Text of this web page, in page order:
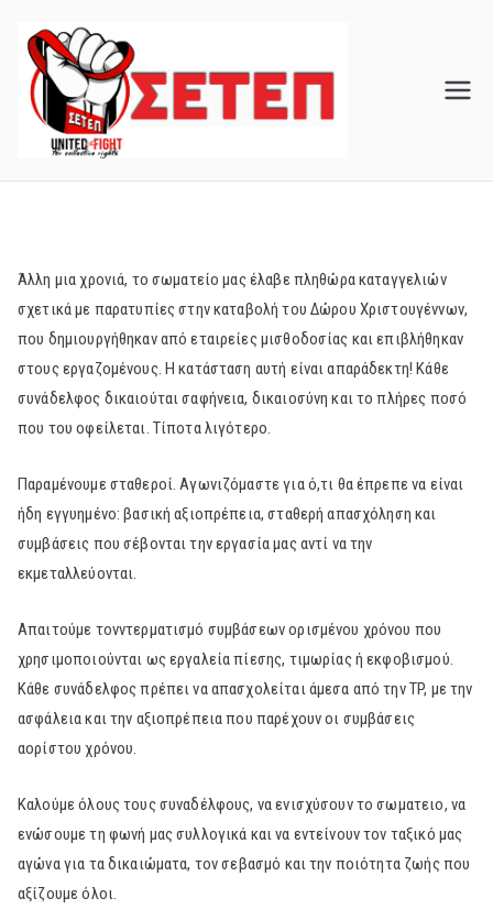
content
Άλλη μια χρονιά, το σωματείο μας έλαβε πληθώρα καταγγελιών
σχετικά με παρατυπίες στην καταβολή του Δώρου Χριστουγέννων,
που δημιουργήθηκαν από εταιρείες μισθοδοσίας και επιβλήθηκαν
στους εργαζομένους. Η κατάσταση αυτή είναι απαράδεκτη! Κάθε
συνάδελφος δικαιούται σαφήνεια, δικαιοσύνη και το πλήρες ποσό
που του οφείλεται. Τίποτα λιγότερο.
Παραμένουμε σταθεροί. Αγωνιζόμαστε για ό,τι θα έπρεπε να είναι
ήδη εγγυημένο: βασική αξιοπρέπεια, σταθερή απασχόληση και
συμβάσεις που σέβονται την εργασία μας αντί να την
εκμεταλλεύονται.
Απαιτούμε τονντερματισμό συμβάσεων ορισμένου χρόνου που
χρησιμοποιούνται ως εργαλεία πίεσης, τιμωρίας ή εκφοβισμού.
Κάθε συνάδελφος πρέπει να απασχολείται άμεσα από την TP, με την
ασφάλεια και την αξιοπρέπεια που παρέχουν οι συμβάσεις
αορίστου χρόνου.
Καλούμε όλους τους συναδέλφους, να ενισχύσουν το σωματειο, να
ενώσουμε τη φωνή μας συλλογικά και να εντείνουν τον ταξικό μας
αγώνα για τα δικαιώματα, τον σεβασμό και την ποιότητα ζωής που
αξίζουμε όλοι.